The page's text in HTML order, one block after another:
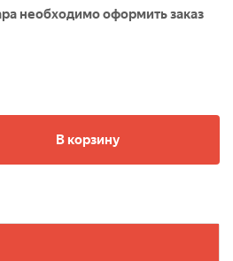
необходимо оформить заказ
В корзину